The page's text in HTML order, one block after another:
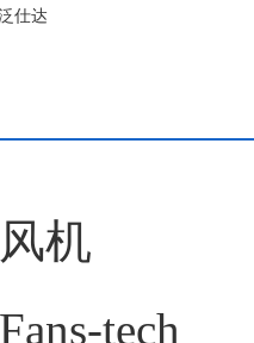
仕达
机
tech